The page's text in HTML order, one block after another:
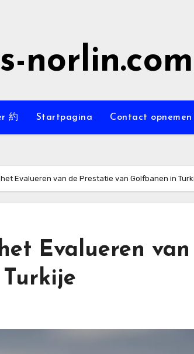
norlin.com
約 Startpagina Contact opnemen
Evalueren van de Prestatie van Golfbanen in
Evalueren van